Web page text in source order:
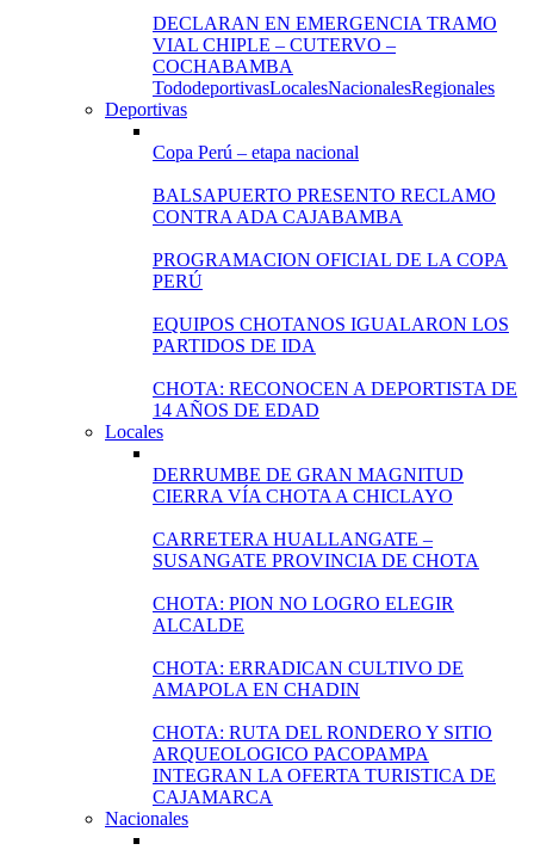
DECLARAN EN EMERGENCIA TRAMO
VIAL CHIPLE – CUTERVO –
COCHABAMBA
TododeportivasLocalesNacionalesRegionales
Deportivas
Copa Perú – etapa nacional
BALSAPUERTO PRESENTO RECLAMO
CONTRA ADA CAJABAMBA
PROGRAMACION OFICIAL DE LA COPA
PERÚ
EQUIPOS CHOTANOS IGUALARON LOS
PARTIDOS DE IDA
CHOTA: RECONOCEN A DEPORTISTA DE
14 AÑOS DE EDAD
Locales
DERRUMBE DE GRAN MAGNITUD
CIERRA VÍA CHOTA A CHICLAYO
CARRETERA HUALLANGATE –
SUSANGATE PROVINCIA DE CHOTA
CHOTA: PION NO LOGRO ELEGIR
ALCALDE
CHOTA: ERRADICAN CULTIVO DE
AMAPOLA EN CHADIN
CHOTA: RUTA DEL RONDERO Y SITIO
ARQUEOLOGICO PACOPAMPA
INTEGRAN LA OFERTA TURISTICA DE
CAJAMARCA
Nacionales